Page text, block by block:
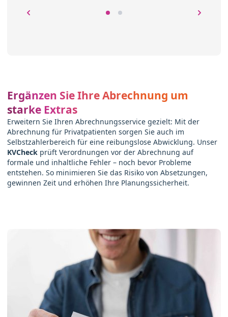
Ergänzen Sie Ihre Abrechnung um
starke Extras
Erweitern Sie Ihren Abrechnungsservice gezielt: Mit der
Abrechnung für Privatpatienten sorgen Sie auch im
Selbstzahlerbereich für eine reibungslose Abwicklung. Unser
KVCheck prüft Verordnungen vor der Abrechnung auf
formale und inhaltliche Fehler – noch bevor Probleme
entstehen. So minimieren Sie das Risiko von Absetzungen,
gewinnen Zeit und erhöhen Ihre Planungssicherheit.